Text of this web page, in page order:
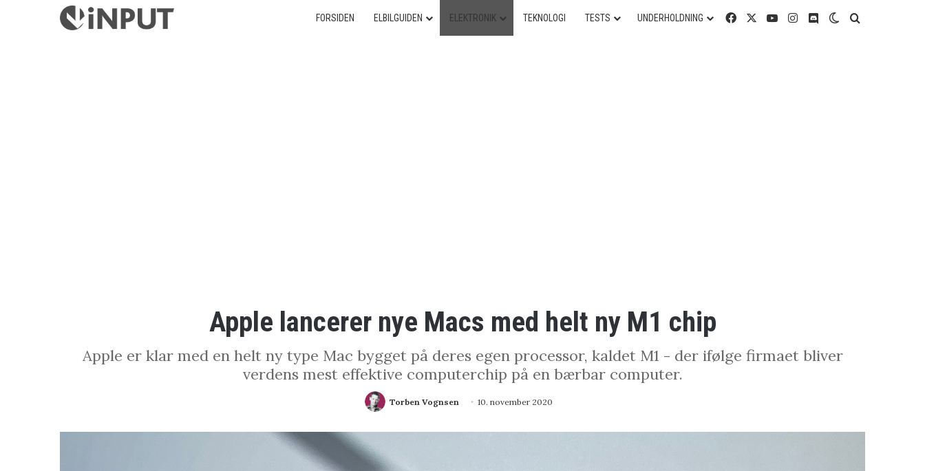
FORSIDEN ELBILGUIDEN ELEKTRONIK TEKNOLOGI TESTS UNDERHOLDNING FacebookYouTubeInstagram
DiscordSwitch skin
Apple lancerer nye Macs med helt ny M1 chip
Apple er klar med en helt ny type Mac bygget på deres egen processor, kaldet M1 - der ifølge firmaet bliver
verdens mest effektive computerchip på en bærbar computer.
Torben Vognsen 10. november 2020